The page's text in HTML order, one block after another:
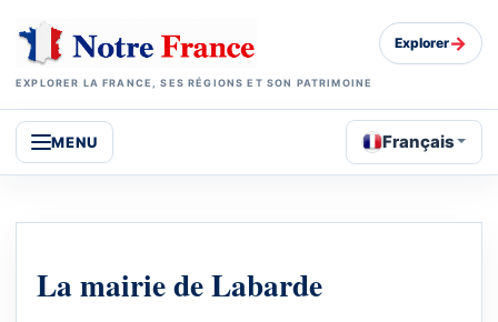
EXPLORER LA FRANCE, SES RÉGIONS ET SON PATRIMOINE
Explorer→
MENU Français
La mairie de Labarde